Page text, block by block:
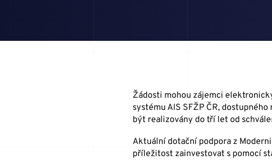
Žádosti mohou zájemci
systému AIS SFŽP ČR,
být realizovány do tří let od
Aktuální dotační podpora z
příležitost zainvestovat s pomocí